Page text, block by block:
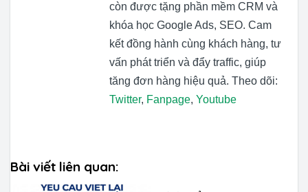
còn được tặng phần mềm CRM và
khóa học Google Ads, SEO. Cam
kết đồng hành cùng khách hàng, tư
vấn phát triển và đẩy traffic, giúp
tăng đơn hàng hiệu quả. Theo dõi:
Twitter, Fanpage, Youtube
Bài viết liên quan: